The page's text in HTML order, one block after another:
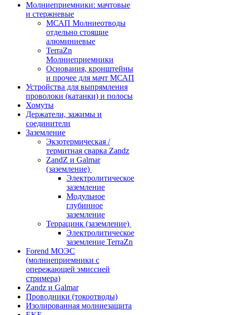
Молниеприемники: мачтовые
и стержневые
МСАП Молниеотводы
отдельно стоящие
алюминиевые
TerraZn
Молниеприемники
Основания, кронштейны
и прочее для мачт МСАП
Устройства для выпрямления
проволоки (катанки) и полосы
Хомуты
Держатели, зажимы и
соединители
Заземление
Экзотермическая /
термитная сварка Zandz
ZandZ и Galmar
(заземление)
Электролитическое
заземление
Модульное
глубинное
заземление
Террацинк (заземление)
Электролитическое
заземление TerraZn
Forend МОЭС
(молниеприемники с
опережающей эмиссией
стримера)
Zandz и Galmar
Проводники (токоотводы)
Изолированная молниезащита